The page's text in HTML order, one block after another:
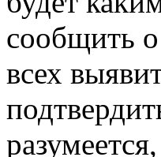
сообщить
всех